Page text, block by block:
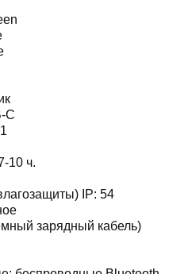
C
10 ч.
IP: 54
зарядный кабель)